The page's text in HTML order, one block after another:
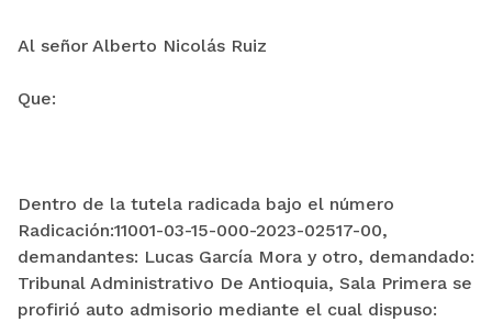
Al señor Alberto Nicolás Ruiz
Que:
Dentro de la tutela radicada bajo el número
Radicación:11001-03-15-000-2023-02517-00,
demandantes: Lucas García Mora y otro, demandado:
Tribunal Administrativo De Antioquia, Sala Primera se
profirió auto admisorio mediante el cual dispuso: